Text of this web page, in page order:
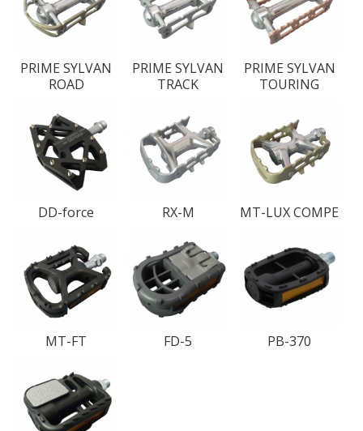
PRIME SYLVAN
ROAD
PRIME SYLVAN
TRACK
PRIME SYLVAN
TOURING
DD-force RX-M MT-LUX COMPE
MT-FT FD-5 PB-370